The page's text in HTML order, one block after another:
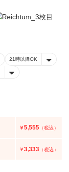
21時以降OK
￥5,555 （税込）
￥3,333 （税込）